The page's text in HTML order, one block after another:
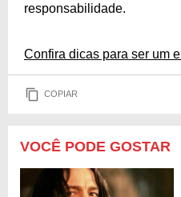
responsabilidade.
Confira dicas para ser um
COPIAR
VOCÊ PODE GOSTAR